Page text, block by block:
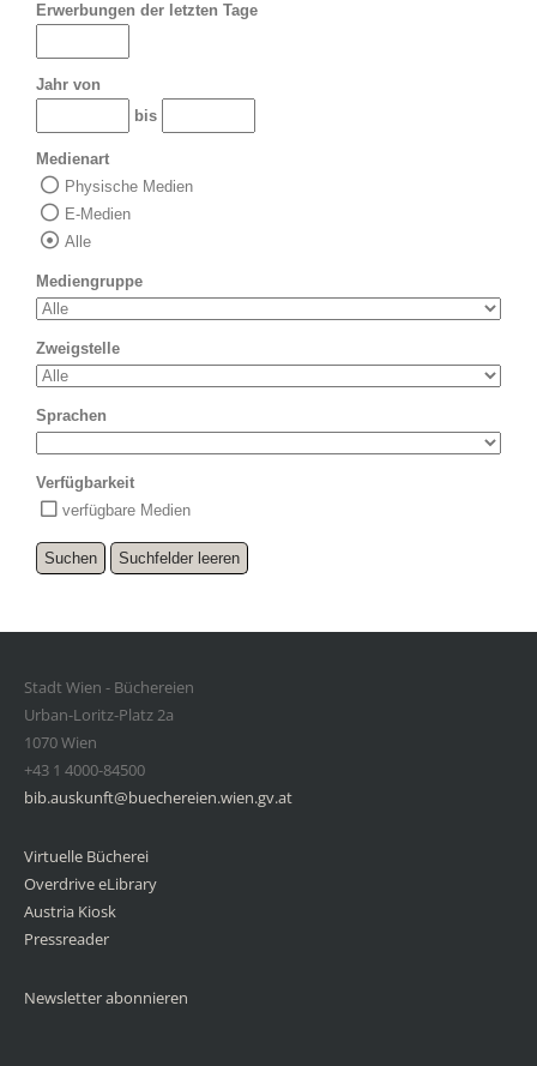
Erwerbungen der letzten Tage
Jahr von
bis
Medienart
Physische Medien
E-Medien
Alle
Mediengruppe
Zweigstelle
Sprachen
Verfügbarkeit
verfügbare Medien
Stadt Wien - Büchereien
Urban-Loritz-Platz 2a
1070 Wien
+43 1 4000-84500
bib.auskunft@buechereien.wien.gv.at
Virtuelle Bücherei
Overdrive eLibrary
Austria Kiosk
Pressreader
Newsletter abonnieren